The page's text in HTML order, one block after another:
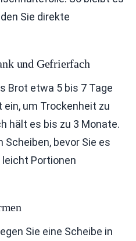
Sie direkte
und Gefrierfach
Brot etwa 5 bis 7 Tage
um Trockenheit zu
hält es bis zu 3 Monate.
Scheiben, bevor Sie es
leicht Portionen
Sie eine Scheibe in